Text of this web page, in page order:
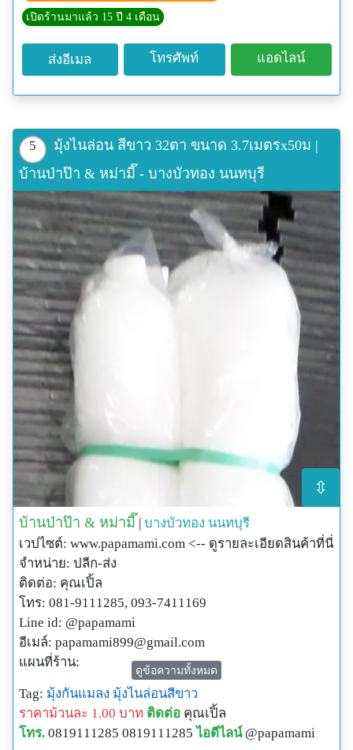
เปิดร้านมาแล้ว 15 ปี 4 เดือน
ส่งอีเมล โทรศัพท์ แอดไลน์
5
มุ้งไนล่อน สีขาว 32ตา ขนาด 3.7เมตรx50ม |
บ้านป่าป๊า & หม่ามี๊ - บางบัวทอง นนทบุรี
⇳
บ้านป่าป๊า & หม่ามี๊ | บางบัวทอง นนทบุรี
เวปไซต์: www.papamami.com <-- ดูรายละเอียดสินค้าที่นี่
จำหน่าย: ปลีก-ส่ง
ติดต่อ: คุณเปิ้ล
โทร: 081-9111285, 093-7411169
Line id: @papamami
อีเมล์: papamami899@gmail.com
แผนที่ร้าน:
http://www.papamami.com/index.phplay=show&ac=arti
cle&Id=539360476
พิกัดGPSของร้าน:
N13o54' 12.3"
ดูข้อความทั้งหมด
Tag: มุ้งกันแมลง มุ้งไนล่อนสีขาว
ราคาม้วนละ 1.00 บาท ติดต่อ คุณเปิ้ล
โทร. 0819111285 0819111285 ไอดีไลน์ @papamami